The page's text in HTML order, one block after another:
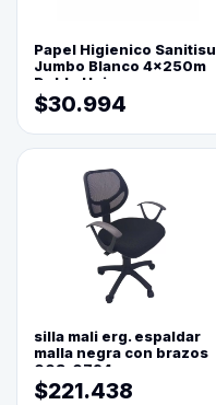
Papel Higienico Sanitisu
Jumbo Blanco 4x250m
Doble Hoja
$30.994
silla mali erg. espaldar
malla negra con brazos
003-0794
$221.438